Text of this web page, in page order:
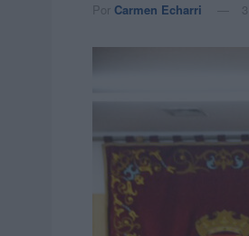
Por Carmen Echarri